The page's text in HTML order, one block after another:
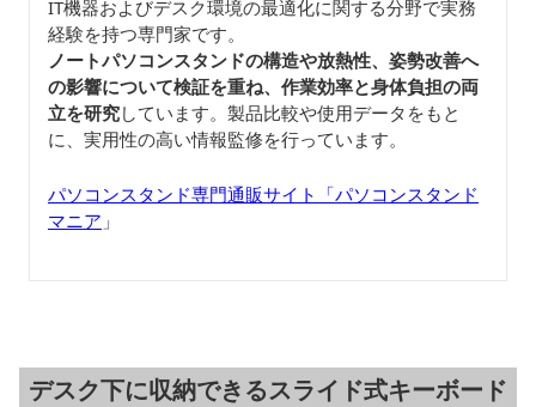
IT機器およびデスク環境の最適化に関する分野で実務
経験を持つ専門家です。
ノートパソコンスタンドの構造や放熱性、姿勢改善へ
の影響について検証を重ね、作業効率と身体負担の両
立を研究しています。製品比較や使用データをもと
に、実用性の高い情報監修を行っています。
パソコンスタンド専門通販サイト「パソコンスタンド
マニア 」
デスク下に収納できるスライド式キーボード